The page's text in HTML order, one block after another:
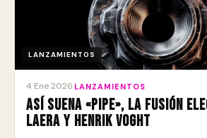
LANZAMIENTOS
4 Ene 2026 LANZAMIENTOS
Así suena «Pipe», la fusión
Laera y Henrik Voght